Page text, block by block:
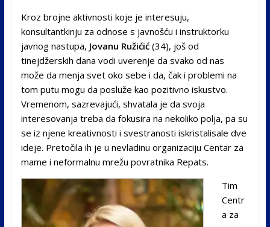
Kroz brojne aktivnosti koje je interesuju,
konsultantkinju za odnose s javnošću i instruktorku
javnog nastupa, Jovanu Ružićić(34), još od
tinejdžerskih dana vodi uverenje da svako od nas
može da menja svet oko sebe i da, čak i problemi na
tom putu mogu da posluže kao pozitivno iskustvo.
Vremenom, sazrevajući, shvatala je da svoja
interesovanja treba da fokusira na nekoliko polja, pa su
se iz njene kreativnosti i svestranosti iskristalisale dve
ideje. Pretočila ih je u nevladinu organizaciju Centar za
mame i neformalnu mrežu povratnika Repats.
Tim
Centr
a za